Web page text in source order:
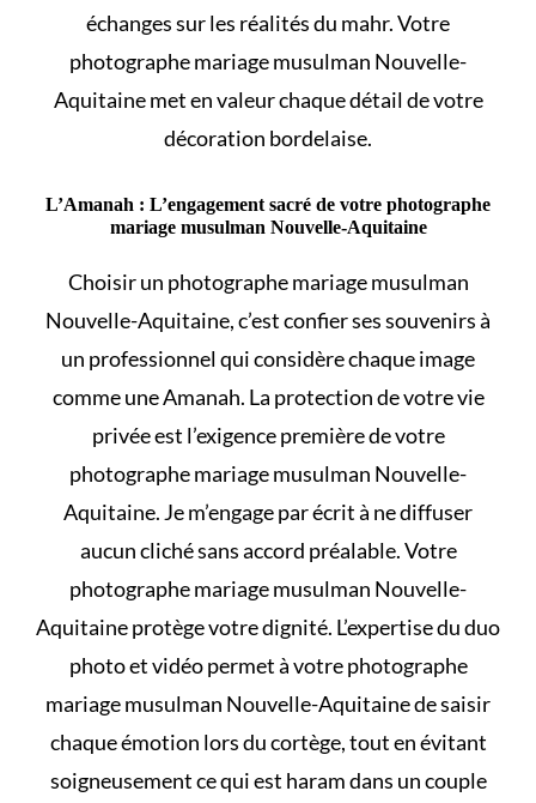
échanges sur les réalités du mahr. Votre
photographe mariage musulman Nouvelle-
Aquitaine met en valeur chaque détail de votre
décoration bordelaise.
L’Amanah : L’engagement sacré de votre photographe
mariage musulman Nouvelle-Aquitaine
Choisir un photographe mariage musulman
Nouvelle-Aquitaine, c’est confier ses souvenirs à
un professionnel qui considère chaque image
comme une Amanah. La protection de votre vie
privée est l’exigence première de votre
photographe mariage musulman Nouvelle-
Aquitaine. Je m’engage par écrit à ne diffuser
aucun cliché sans accord préalable. Votre
photographe mariage musulman Nouvelle-
Aquitaine protège votre dignité. L’expertise du duo
photo et vidéo permet à votre photographe
mariage musulman Nouvelle-Aquitaine de saisir
chaque émotion lors du cortège, tout en évitant
soigneusementce qui est haram dans un couple